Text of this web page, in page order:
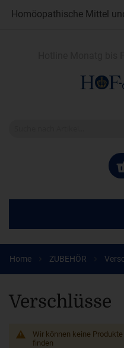
Homöopathische Mittel
Home ZUBEHÖR
Verschlüsse
Wir können keine
finden